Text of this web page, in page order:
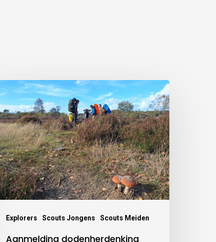
Explorers Scouts Jongens Scouts Meiden
Aanmelding dodenherdenking